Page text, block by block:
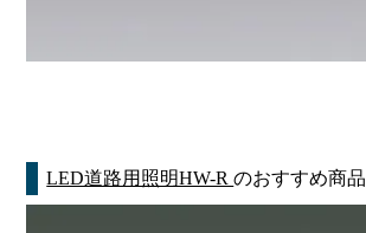
LED道路用照明HW-Rのおすすめ商品